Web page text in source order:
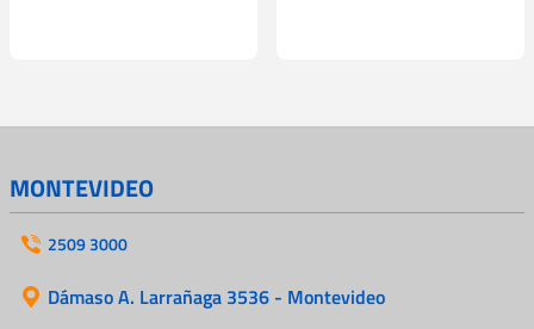
MONTEVIDEO
2509 3000
Dámaso A. Larrañaga 3536 - Montevideo